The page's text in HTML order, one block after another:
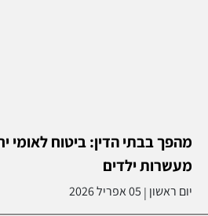
מהפך בבתי הדין: ביטוח לאומי
מעשרות ילדים
יום ראשון | 05 אפריל 2026